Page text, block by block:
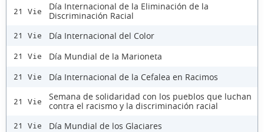
21 Vie
Día Internacional de la Eliminación de la
Discriminación Racial
21 Vie Día Internacional del Color
21 Vie Día Mundial de la Marioneta
21 Vie Día Internacional de la Cefalea en Racimos
21 Vie
Semana de solidaridad con los pueblos que luchan
contra el racismo y la discriminación racial
21 Vie Día Mundial de los Glaciares